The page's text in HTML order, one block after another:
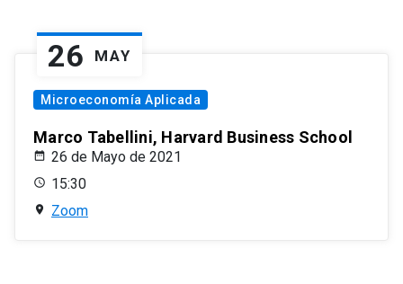
26 MAY
Microeconomía Aplicada
Marco Tabellini, Harvard Business School
26 de Mayo de 2021
15:30
Zoom